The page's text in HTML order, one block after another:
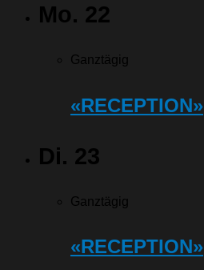
Mo. 22
Ganztägig
«RECEPTION»
Di. 23
Ganztägig
«RECEPTION»